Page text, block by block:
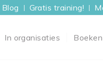
Blog Gratis training!
In organisaties Boeken